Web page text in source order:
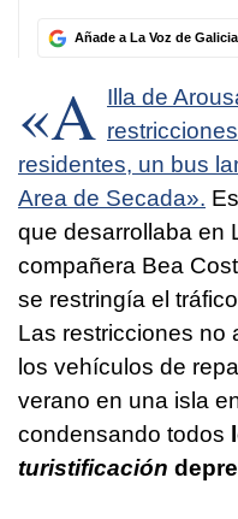
Añade a La Voz de
«A Illa de
residentes, un bus
Area de Secada».
que desarrollaba en
compañera Bea
se restringía el
Las restricciones no
los vehículos de
verano en una isla
condensando todos
turistificación